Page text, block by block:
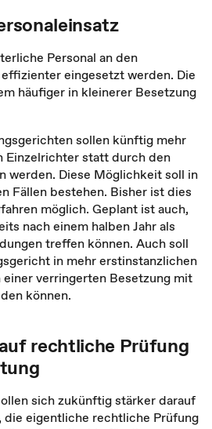
Personal an den
eingesetzt werden. Die
häufiger in kleinerer Besetzung
sollen künftig mehr
Einzelrichter statt durch den
werden. Diese Möglichkeit soll in
Fällen bestehen. Bisher ist dies
möglich. Geplant ist auch,
nach einem halben Jahr als
treffen können. Auch soll
in mehr erstinstanzlichen
verringerten Besetzung mit
können.
rechtliche Prüfung
sich zukünftig stärker darauf
die eigentliche rechtliche Prüfung